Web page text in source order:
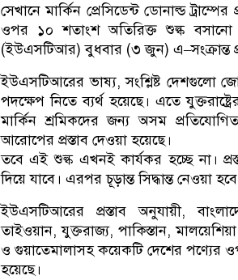
সেখানে মার্কিন প্রেসিডেন্ট ডোনাল্ড
ওপর ১০ শতাংশ অতিরিক্ত শুল্ক বসানো
(ইউএসটিআর) বুধবার (৩ জুন) এ–সংক্রান্ত
ইউএসটিআরের ভাষ্য, সংশ্লিষ্ট দেশগুলো
পদক্ষেপ নিতে ব্যর্থ হয়েছে। এতে
মার্কিন শ্রমিকদের জন্য অসম
আরোপের প্রস্তাব দেওয়া হয়েছে।
তবে এই শুল্ক এখনই কার্যকর হচ্ছে না।
দিয়ে যাবে। এরপর চূড়ান্ত সিদ্ধান্ত নেওয়া
ইউএসটিআরের প্রস্তাব অনুযায়ী,
তাইওয়ান, যুক্তরাজ্য, পাকিস্তান,
ও গুয়াতেমালাসহ কয়েকটি দেশের পণ্যের
হয়েছে।